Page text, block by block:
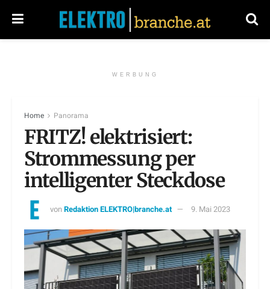
WERBUNG
Home Panorama
FRITZ! elektrisiert:
Strommessung per
intelligenter Steckdose
vonRedaktion ELEKTRO|branche.at 9. Mai 2023